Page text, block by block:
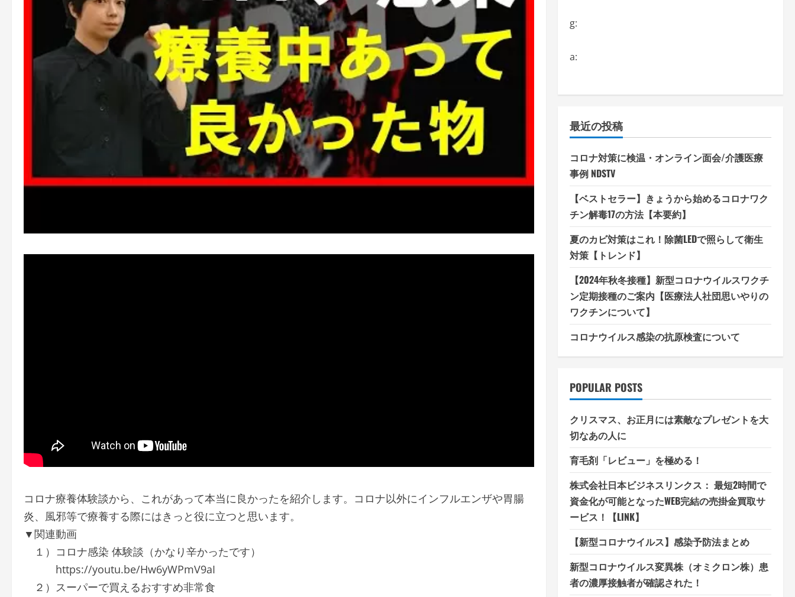
コロナ療養体験談から、これがあって本当に良かったを紹介します。コロナ以外にインフルエンザや胃腸
炎、風邪等で療養する際にはきっと役に立つと思います。
▼関連動画
１）コロナ感染 体験談（かなり辛かったです）
https://youtu.be/Hw6yWPmV9aI
２）スーパーで買えるおすすめ非常食
g:
a:
最近の投稿
コロナ対策に検温・オンライン面会/介護医療
事例 NDSTV
【ベストセラー】きょうから始めるコロナワク
チン解毒17の方法【本要約】
夏のカビ対策はこれ！除菌LEDで照らして衛生
対策【トレンド】
【2024年秋冬接種】新型コロナウイルスワクチ
ン定期接種のご案内【医療法人社団思いやりの
ワクチンについて】
コロナウイルス感染の抗原検査について
POPULAR POSTS
クリスマス、お正月には素敵なプレゼントを大
切なあの人に
育毛剤「レビュー」を極める！
株式会社日本ビジネスリンクス： 最短2時間で
資金化が可能となったWEB完結の売掛金買取サ
ービス！【LINK】
【新型コロナウイルス】感染予防法まとめ
新型コロナウイルス変異株（オミクロン株）患
者の濃厚接触者が確認された！